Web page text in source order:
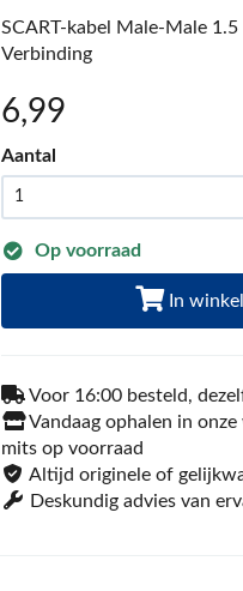
SCART-kabel Male-Male
Verbinding
6,99
Aantal
Op voorraad
In
Voor 16:00 besteld,
Vandaag ophalen in
mits op voorraad
Altijd originele of
Deskundig advies van